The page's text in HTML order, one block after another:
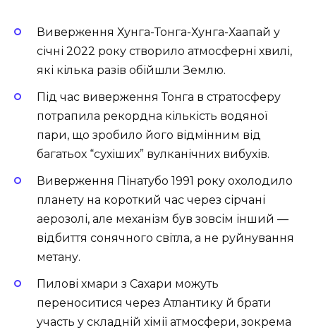
Виверження Хунга-Тонга-Хунга-Хаапай у
січні 2022 року створило атмосферні хвилі,
які кілька разів обійшли Землю.
Під час виверження Тонга в стратосферу
потрапила рекордна кількість водяної
пари, що зробило його відмінним від
багатьох “сухіших” вулканічних вибухів.
Виверження Пінатубо 1991 року охолодило
планету на короткий час через сірчані
аерозолі, але механізм був зовсім інший —
відбиття сонячного світла, а не руйнування
метану.
Пилові хмари з Сахари можуть
переноситися через Атлантику й брати
участь у складній хімії атмосфери, зокрема